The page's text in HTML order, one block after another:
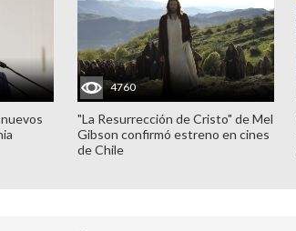
4760
"La Resurrección de Cristo" de Mel
Gibson confirmó estreno en cines
de Chile